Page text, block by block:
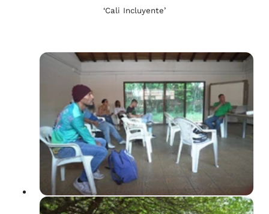
‘Cali Incluyente’